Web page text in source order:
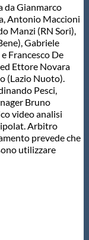
da Gianmarco
Antonio Maccioni
Manzi (RN Sori),
Gabriele
Francesco De
Ettore Novara
(Lazio Nuoto).
Pesci,
Bruno
video analisi
Arbitro
prevede che
utilizzare